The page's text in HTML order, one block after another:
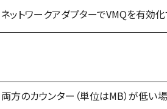
ネットワークアダプターでVMQを有効化
両方のカウンター（単位はMB）が低い